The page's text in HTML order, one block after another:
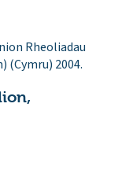
Rheoliadau
(Cymru) 2004.